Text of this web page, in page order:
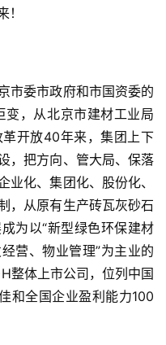
市委市政府和市国资委的
，从北京市建材工业局
开放40年来，集团上下
，把方向、管大局、保落
业化、集团化、股份化、
，从原有生产砖瓦灰砂石
为以“新型绿色环保建材
营、物业管理”为主业的
整体上市公司，位列中国
和全国企业盈利能力100